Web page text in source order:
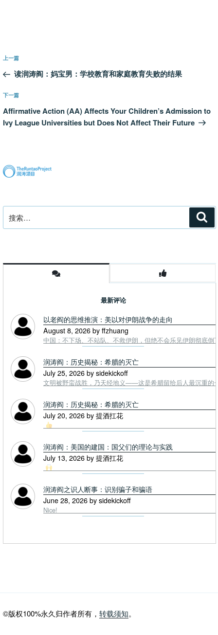
文
导
航
上
一
文
章
上一篇
读润涛阎：妈宝男：学校教育和家庭教育失败的结果
下
一
篇
下一篇
Affirmative Action (AA) Affects Your Children’s Admission to
Ivy League Universities but Does Not Affect Their Future
索：
最新评论
以老阎的思维推演：美以对伊朗战争的走向
August 8, 2026 by ffzhuang
中国：不下场、不站队、不救伊朗，但绝不会乐见伊朗彻底
润涛阎：历史揭秘：希腊的灭亡
July 25, 2026 by sidekickoff
文明被野蛮战胜，乃天经地义——这是希腊留给后人最沉重的
润涛阎：历史揭秘：希腊的灭亡
July 20, 2026 by 提酒扛花
润涛阎：美国的建国：国父们的理论与实践
July 13, 2026 by 提酒扛花
润涛阎之识人断事：识别骗子和骗语
June 28, 2026 by sidekickoff
Nice!
©版权100%永久归作者所有， 转载须知。